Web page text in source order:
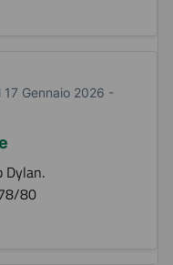
17 Gennaio 2026 -
Dylan.
80